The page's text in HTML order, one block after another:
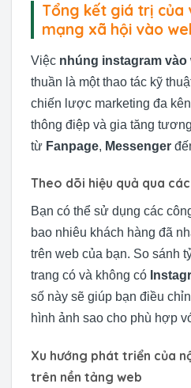
Tổng kết giá trị của
mạng xã hội vào
Việc nhúng instagram vào
thuần là một thao tác kỹ
chiến lược marketing đa
thông điệp và gia tăng
từ Fanpage, Messenger
Theo dõi hiệu quả qua
Bạn có thể sử dụng các
bao nhiêu khách hàng đã
trên web của bạn. So sánh
trang có và không có
số này sẽ giúp bạn điều
hình ảnh sao cho phù hợp
Xu hướng phát triển của
trên nền tảng web